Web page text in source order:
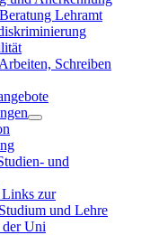
Lehramt
Schreiben
und
zur
und Lehre
Uni